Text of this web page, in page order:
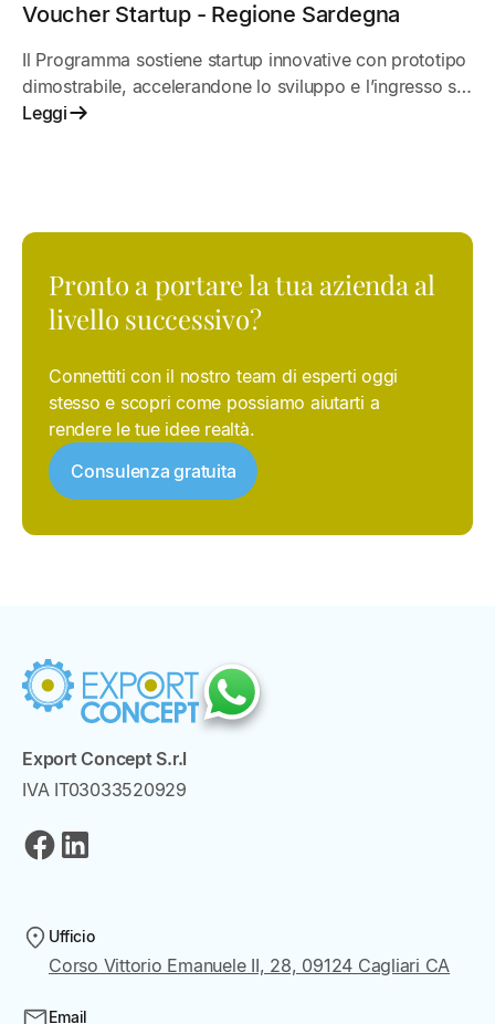
Voucher Startup - Regione Sardegna
Il Programma sostiene startup innovative con prototipo
dimostrabile, accelerandone lo sviluppo e l’ingresso sul
mercato.
Leggi
Pronto a portare la tua azienda al
livello successivo?
Connettiti con il nostro team di esperti oggi
stesso e scopri come possiamo aiutarti a
rendere le tue idee realtà.
Consulenza gratuita
Export Concept S.r.l
IVA IT03033520929
Ufficio
Corso Vittorio Emanuele II, 28, 09124 Cagliari CA
Email